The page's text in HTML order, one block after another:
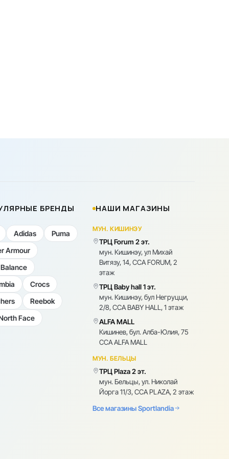
БРЕНДЫ
Adidas
Puma
Armour
Crocs
Reebok
Face
НАШИ МАГАЗИНЫ
МУН. КИШИНЭУ
ТРЦ Forum 2 эт.
мун. Кишинэу, ул Михай
Витязу, 14, CCA FORUM, 2
этаж
ТРЦ Baby hall 1 эт.
мун. Кишинэу, бул Негруцци,
2/8, CCA BABY HALL, 1 этаж
ALFA MALL
Кишинев, бул. Алба-Юлия, 75
CCA ALFA MALL
МУН. БЕЛЬЦЫ
ТРЦ Plaza 2 эт.
мун. Бельцы, ул. Николай
Йорга 11/3, CCA PLAZA, 2 этаж
Все магазины Sportlandia